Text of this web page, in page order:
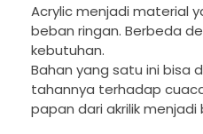
Acrylic menjadi material
beban ringan. Berbeda
kebutuhan.
Bahan yang satu ini bisa
tahannya terhadap
papan dari akrilik